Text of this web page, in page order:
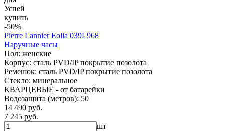
Успей
купить
-50%
Pierre Lannier Eolia 039L968
Наручные часы
Пол: женские
Корпус: сталь PVD/IP покрытие позолота
Ремешок: сталь PVD/IP покрытие позолота
Стекло: минеральное
КВАРЦЕВЫЕ - от батарейки
Водозащита (метров): 50
14 490 руб.
7 245 руб.
шт